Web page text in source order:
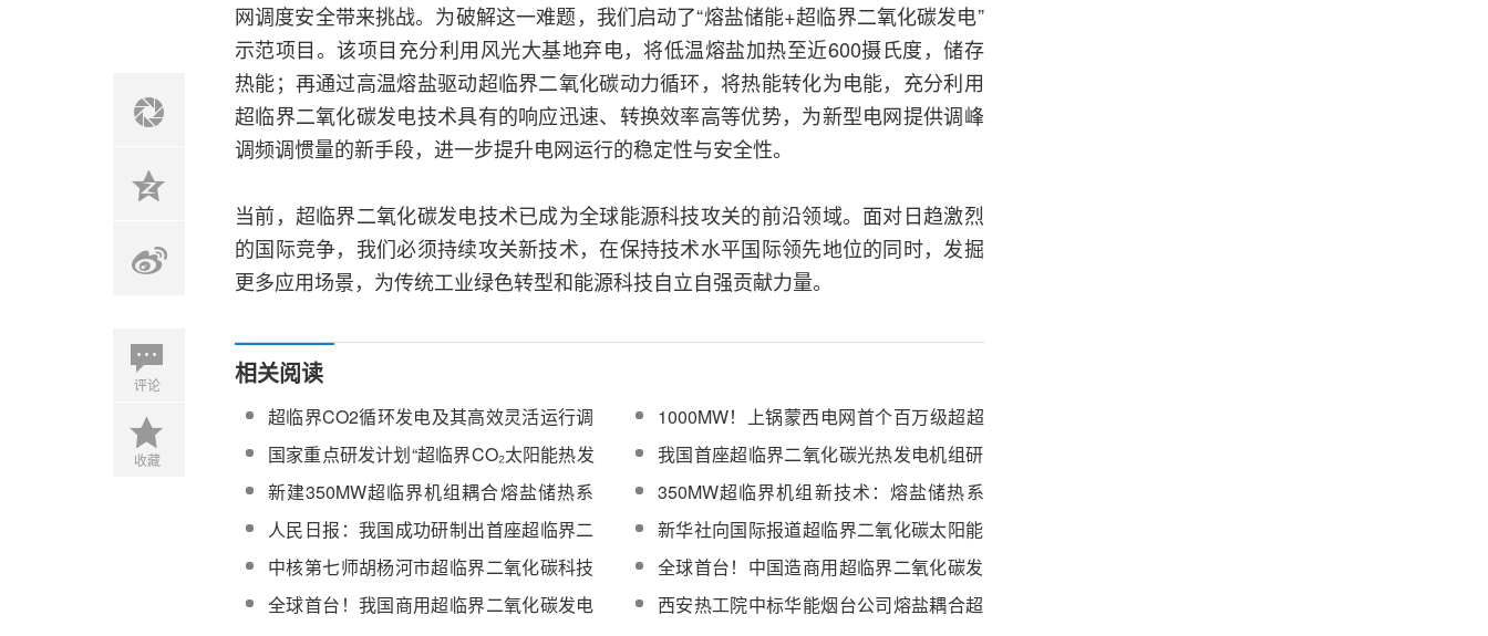
网调度安全带来挑战。为破解这一难题，我们启动了“熔盐储能+超临界二氧化碳发电”
示范项目。该项目充分利用风光大基地弃电，将低温熔盐加热至近600摄氏度，储存
热能；再通过高温熔盐驱动超临界二氧化碳动力循环，将热能转化为电能，充分利用
超临界二氧化碳发电技术具有的响应迅速、转换效率高等优势，为新型电网提供调峰
调频调惯量的新手段，进一步提升电网运行的稳定性与安全性。
当前，超临界二氧化碳发电技术已成为全球能源科技攻关的前沿领域。面对日趋激烈
的国际竞争，我们必须持续攻关新技术，在保持技术水平国际领先地位的同时，发掘
更多应用场景，为传统工业绿色转型和能源科技自立自强贡献力量。
评论
收藏
相关阅读
超临界CO2循环发电及其高效灵活运行调
控技术
1000MW！上锅蒙西电网首个百万级超超
临界机组顺利通过“168”试运行
国家重点研发计划“超临界CO₂太阳能热发
电关键基础问题研究”顺利通过验收
我国首座超临界二氧化碳光热发电机组研
制成功
新建350MW超临界机组耦合熔盐储热系
统方案研究
350MW超临界机组新技术：熔盐储热系
统的应用与前景
人民日报：我国成功研制出首座超临界二
氧化碳光热发电机组，走在世界前列
新华社向国际报道超临界二氧化碳太阳能
热发电
中核第七师胡杨河市超临界二氧化碳科技
示范发电项目可研报告评审服务采购
全球首台！中国造商用超临界二氧化碳发
电机组进入满功率运行冲刺阶段
全球首台！我国商用超临界二氧化碳发电
西安热工院中标华能烟台公司熔盐耦合超